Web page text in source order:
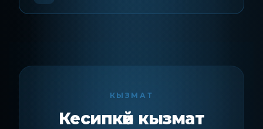
КЫЗМАТ
Кесипкөй кызмат